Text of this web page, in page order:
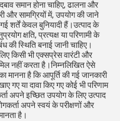
समान होना चाहिए, ढालना और
और सामग्रियों में, उपयोग की जाने
शर्तें केवल बुनियादी हैं।उत्पाद के
क्षति, प्रत्यक्ष या परिणामी के
की स्थिति बनाई जानी चाहिए।
किसी भी एक्सप्रेस वारंटी और
नहीं करता है।निम्नलिखित ऐसे
मानना ​​है कि आपूर्ति की गई जानकारी
गए या दावा किए गए कोई भी परिणाम
अपने इच्छित उपयोग के लिए उत्पाद
अपने स्वयं के परीक्षणों और
है।